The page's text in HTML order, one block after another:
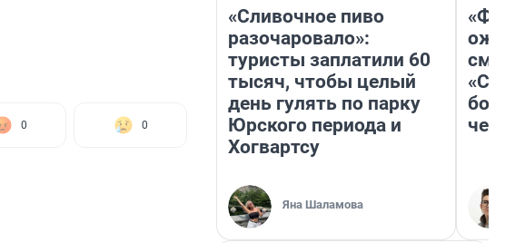
0 0
«Сливочное пиво
разочаровало»:
туристы заплатили 60
тысяч, чтобы целый
день гулять по парку
Юрского периода и
Хогвартсу
Яна Шаламова